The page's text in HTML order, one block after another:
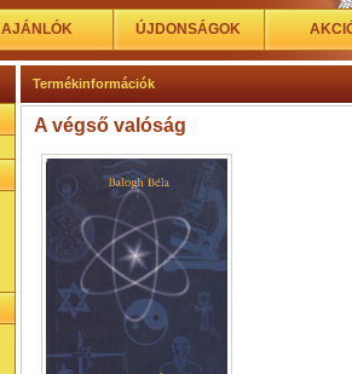
AJÁNLÓK ÚJDONSÁGOK
Termékinformációk
A végső valóság